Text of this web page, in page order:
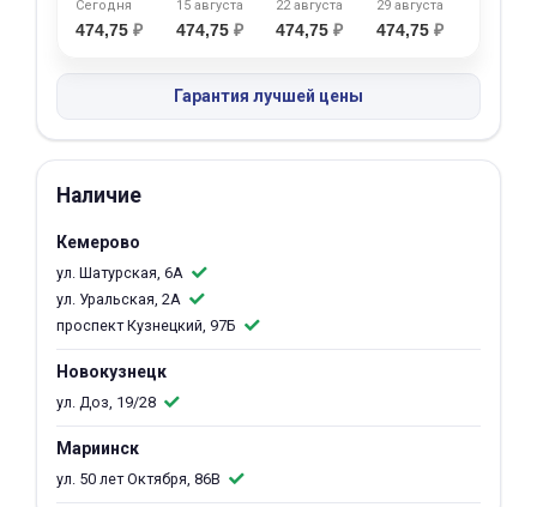
Сегодня
474,75 ₽
15 августа
474,75 ₽
22 августа
474,75 ₽
29 августа
474,75 ₽
Гарантия лучшей цены
Наличие
Кемерово
ул. Шатурская, 6А
ул. Уральская, 2А
проспект Кузнецкий, 97Б
Новокузнецк
ул. Доз, 19/28
Мариинск
ул. 50 лет Октября, 86В
об оплате Плайтом
25
недели